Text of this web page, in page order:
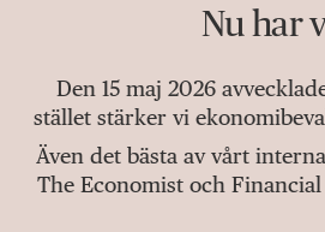
Nu har
Den 15 maj 2026
stället stärker vi
Även det bästa av vårt
The Economist och